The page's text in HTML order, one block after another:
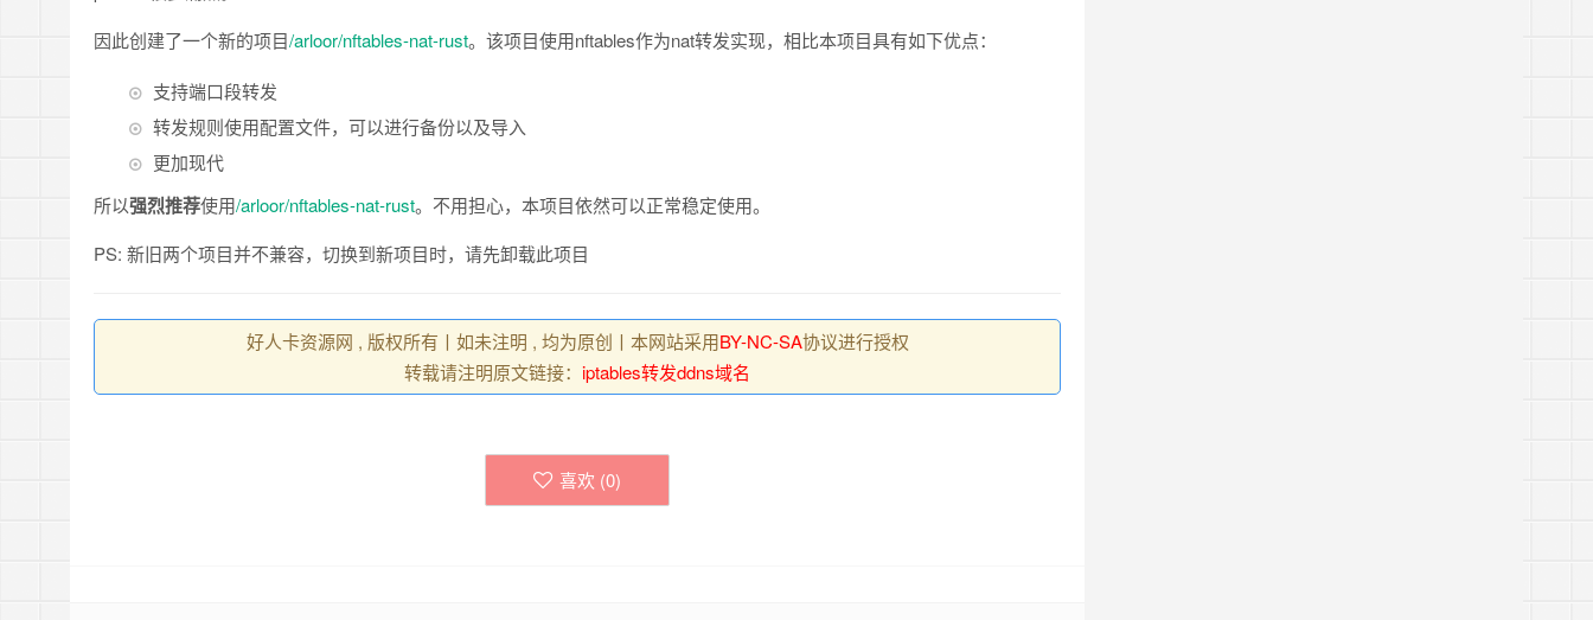
因此创建了一个新的项目/arloor/nftables-nat-rust。该项目使用nftables作为nat转发实现，相比本项目具有如下优点：
支持端口段转发
转发规则使用配置文件，可以进行备份以及导入
更加现代
所以强烈推荐使用/arloor/nftables-nat-rust。不用担心，本项目依然可以正常稳定使用。
PS: 新旧两个项目并不兼容，切换到新项目时，请先卸载此项目
好人卡资源网 , 版权所有丨如未注明 , 均为原创丨本网站采用BY-NC-SA协议进行授权
转载请注明原文链接： iptables转发ddns域名
喜欢 (0)